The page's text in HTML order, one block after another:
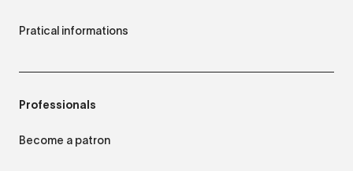
Pratical informations
Professionals
Become a patron